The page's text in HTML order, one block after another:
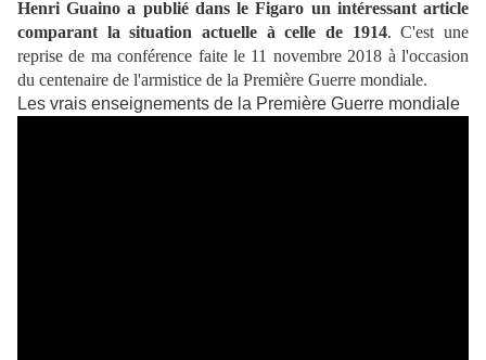
Henri Guaino a publié dans le Figaro un intéressant article
comparant la situation actuelle à celle de 1914. C'est une
reprise de ma conférence faite le 11 novembre 2018 à l'occasion
du centenaire de l'armistice de la Première Guerre mondiale.
Les vrais enseignements de la Première Guerre mondiale